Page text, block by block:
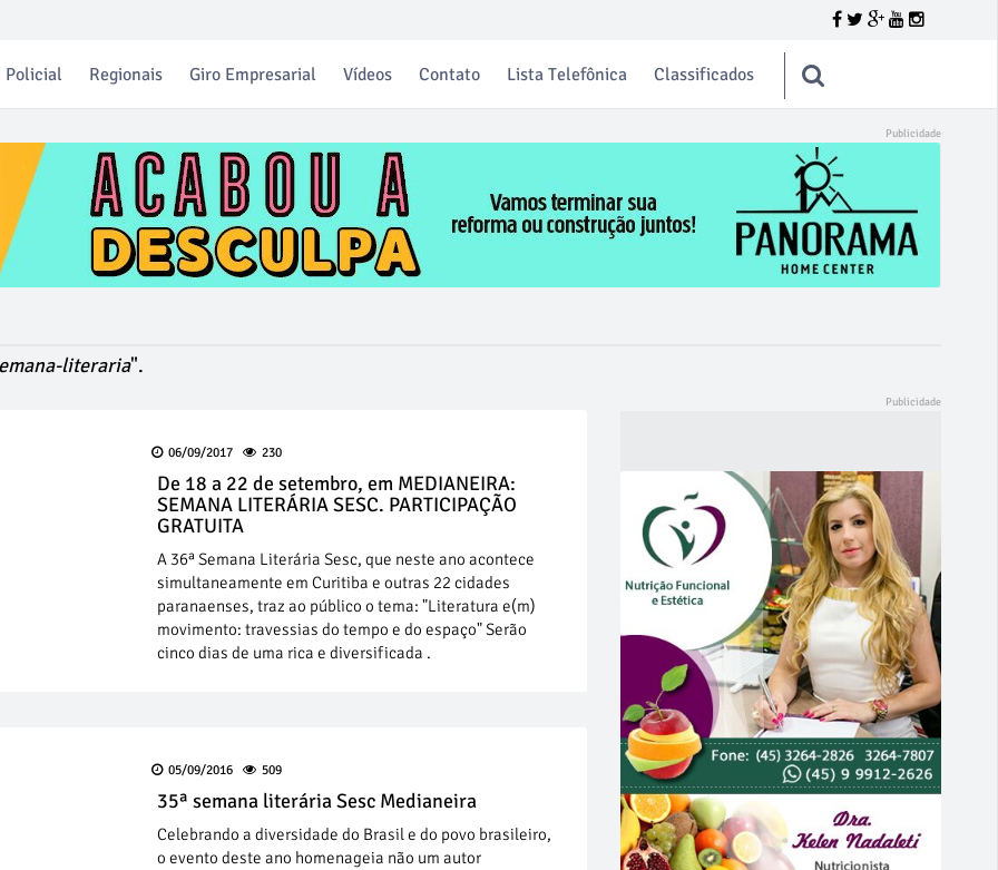
Policial Regionais Giro Empresarial Vídeos Contato Lista Telefônica Classificados
literaria".
06/09/2017 230
De 18 a 22 de setembro, em MEDIANEIRA:
SEMANA LITERÁRIA SESC. PARTICIPAÇÃO
GRATUITA
A 36ª Semana Literária Sesc, que neste ano acontece
simultaneamente em Curitiba e outras 22 cidades
paranaenses, traz ao público o tema: "Literatura e(m)
movimento: travessias do tempo e do espaço" Serão
cinco dias de uma rica e diversificada .
05/09/2016 509
35ª semana literária Sesc Medianeira
Celebrando a diversidade do Brasil e do povo brasileiro,
o evento deste ano homenageia não um autor